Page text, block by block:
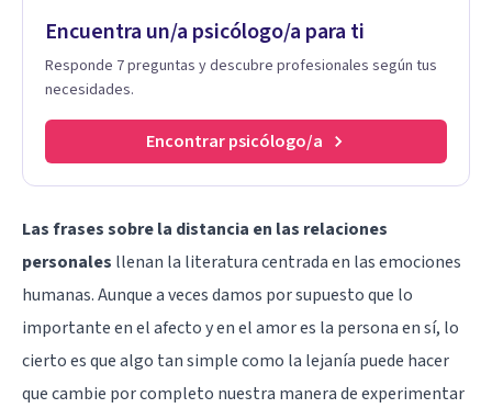
Encuentra un/a psicólogo/a para ti
Responde 7 preguntas y descubre profesionales según tus
necesidades.
Encontrar psicólogo/a
Las frases sobre la distancia en las relaciones
personales llenan la literatura centrada en las emociones
humanas. Aunque a veces damos por supuesto que lo
importante en el afecto y en el amor es la persona en sí, lo
cierto es que algo tan simple como la lejanía puede hacer
que cambie por completo nuestra manera de experimentar